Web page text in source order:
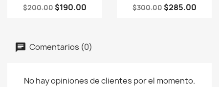
$200.00 $190.00
$300.00 $285.00
Comentarios (0)
No hay opiniones de clientes por el momento.